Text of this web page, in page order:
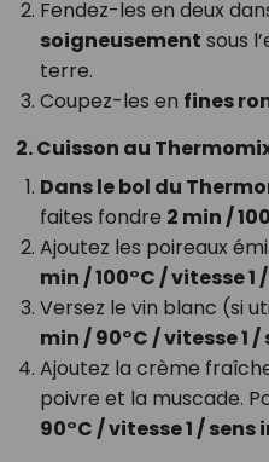
Fendez-les en deux
soigneusement sous
terre.
Coupez-les en fines
2. Cuisson au
Dans le bol du
faites fondre 2 min /
Ajoutez les poireaux
min / 100°C / vitesse 1
Versez le vin blanc (si
min / 90°C / vitesse 1
Ajoutez la crème
poivre et la muscade.
90°C / vitesse 1 / sens